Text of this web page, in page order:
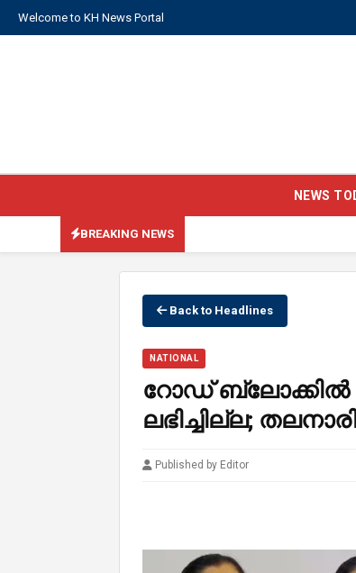
Welcome to KH News Portal
NEWS
BREAKING NEWS
Back to Headlines
NATIONAL
റോഡ് ബ്ലോക്കിൽ
ലഭിച്ചില്ല;
Published by Editor